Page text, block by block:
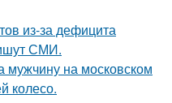
из-за дефицита
СМИ.
мужчину на московском
колесо.